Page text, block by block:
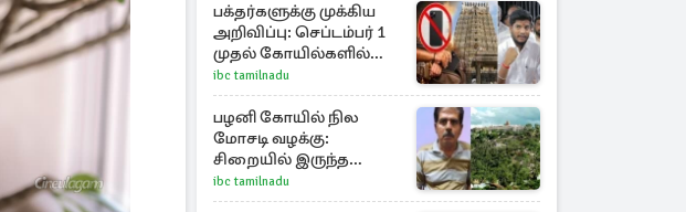
பக்தர்களுக்கு முக்கிய
அறிவிப்பு: செப்டம்பர் 1
முதல் கோயில்களில்
மொபைலுக்கு தடை!
ibc tamilnadu
பழனி கோயில் நில
மோசடி வழக்கு:
சிறையில் இருந்த
அன்வர்தீன் மரணம்
ibc tamilnadu